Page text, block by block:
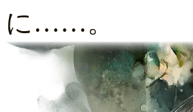
に……。